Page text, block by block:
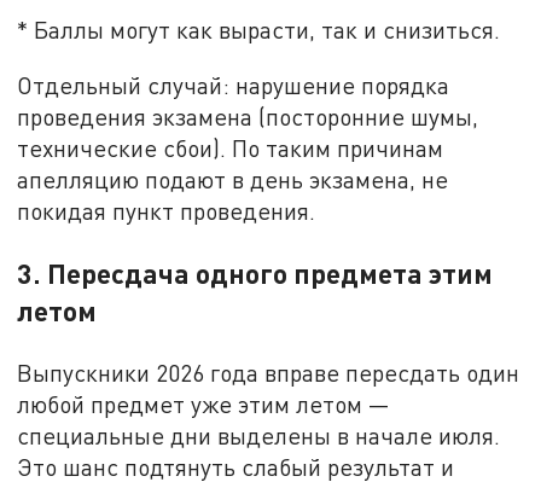
* Баллы могут как вырасти, так и снизиться.
Отдельный случай: нарушение порядка
проведения экзамена (посторонние шумы,
технические сбои). По таким причинам
апелляцию подают в день экзамена, не
покидая пункт проведения.
3. Пересдача одного предмета этим
летом
Выпускники 2026 года вправе пересдать один
любой предмет уже этим летом —
специальные дни выделены в начале июля.
Это шанс подтянуть слабый результат и